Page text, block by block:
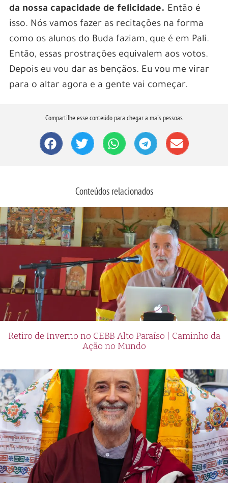
da nossa capacidade de felicidade. Então é
isso. Nós vamos fazer as recitações na forma
como os alunos do Buda faziam, que é em Pali.
Então, essas prostrações equivalem aos votos.
Depois eu vou dar as bençãos. Eu vou me virar
para o altar agora e a gente vai começar.
Compartilhe esse conteúdo para chegar a mais pessoas
Conteúdos relacionados
Retiro de Inverno no CEBB Alto Paraíso | Caminho da
Ação no Mundo